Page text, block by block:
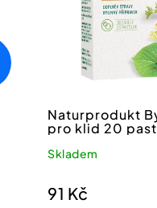
Naturprodukt
pro klid 20 past
Skladem
91 Kč